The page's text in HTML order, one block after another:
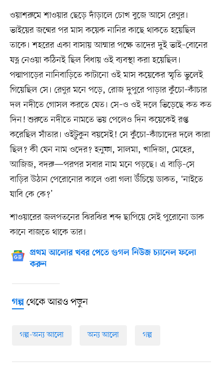
ওয়াশরুমে শাওয়ার ছেড়ে দাঁড়ালে চোখ বুজে আসে রেণুর।
ভাইয়ের জন্মের পর মাস কয়েক নানির কাছে থাকতে হয়েছিল
তাকে। শহরের একা বাসায় আম্মার পক্ষে তাদের দুই ভাই–বোনের
যত্ন নেওয়া কঠিনই ছিল বিধায় ওই ব্যবস্থা করা হয়েছিল।
পদ্মাপাড়ের নানিবাড়িতে কাটানো ওই মাস কয়েকের স্মৃতি ভুলেই
গিয়েছিল সে। রেণুর মনে পড়ে, রোজ দুপুরে পাড়ার কুঁচো–কাঁচার
দল নদীতে গোসল করতে যেত। সে–ও ওই দলে ভিড়েছে কত কত
দিন! শুরুতে নদীতে নামতে ভয় পেলেও দিন কয়েকেই রপ্ত
করেছিল সাঁতার। ওইটুকুন বয়সেই! সে কুঁচো–কাঁচাদের দলে কারা
ছিল? কী যেন নাম ওদের? হনুফা, সালমা, খাদিজা, মেহের,
আজিজ, বদরু—পরপর সবার নাম মনে পড়ছে। এ বাড়ি–সে
বাড়ির উঠান পেরোনোর কালে ওরা গলা উঁচিয়ে ডাকত, ‘নাইতে
যাবি কে কে?’
শাওয়ারের জলপতনের ঝিরঝির শব্দ ছাপিয়ে সেই পুরোনো ডাক
কানে বাজতে থাকে তার।
প্রথম আলোর খবর পেতে গুগল নিউজ চ্যানেল ফলো
করুন
গল্পথেকে আরও পড়ুন
গল্প-অন্য আলো অন্য আলো গল্প